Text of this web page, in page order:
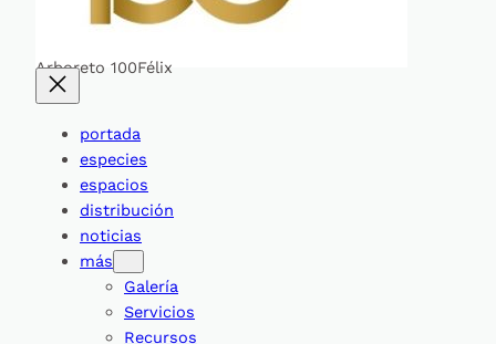
Arboreto 100Félix
portada
especies
espacios
distribución
noticias
más
Galería
Servicios
Recursos